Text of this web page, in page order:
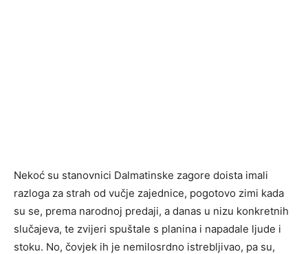
Nekoć su stanovnici Dalmatinske zagore doista imali
razloga za strah od vučje zajednice, pogotovo zimi kada
su se, prema narodnoj predaji, a danas u nizu konkretnih
slučajeva, te zvijeri spuštale s planina i napadale ljude i
stoku. No, čovjek ih je nemilosrdno istrebljivao, pa su,